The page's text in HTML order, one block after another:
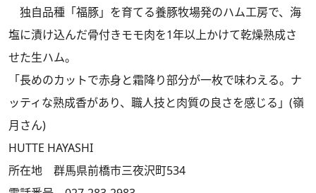
独自品種「福豚」を育てる養豚牧場発のハム工房で、海
塩に漬け込んだ骨付きモモ肉を1年以上かけて乾燥熟成さ
せた生ハム。
「長めのカットで赤身と霜降り部分が一枚で味わえる。ナ
ッティな熟成香があり、職人技と肉質の良さを感じる」(嶺
月さん)
HUTTE HAYASHI
所在地 群馬県前橋市三夜沢町534